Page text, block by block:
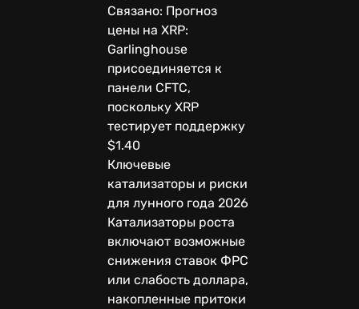
Связано: Прогноз
цены на XRP:
Garlinghouse
присоединяется к
панели CFTC,
поскольку XRP
тестирует поддержку
$1.40
Ключевые
катализаторы и риски
для лунного года 2026
Катализаторы роста
включают возможные
снижения ставок ФРС
или слабость доллара,
накопленные притоки